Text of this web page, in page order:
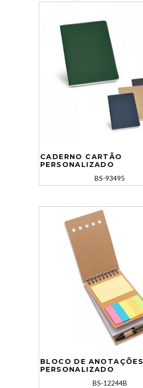
CADERNO CARTÃO
PERSONALIZADO
BS-93495
BLOCO DE ANOTAÇÕES
PERSONALIZADO
BS-12244B